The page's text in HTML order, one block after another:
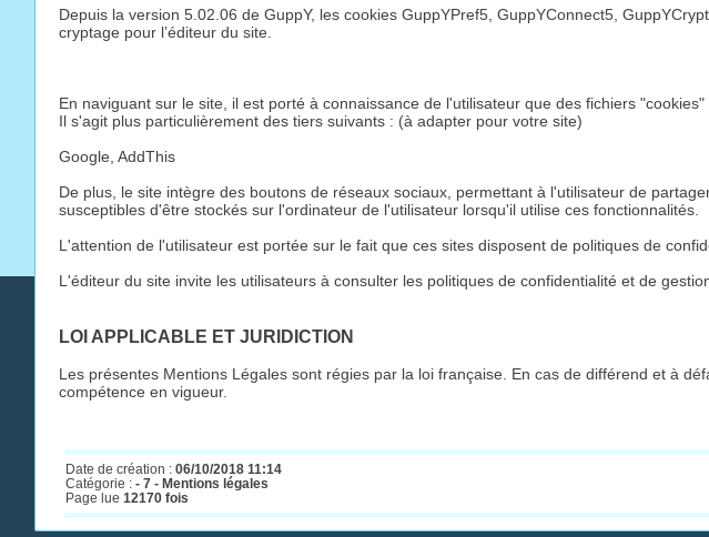
Depuis la version 5.02.06 de GuppY, les cookies GuppYPref5, GuppYConnect5,
cryptage pour l’éditeur du site.
En naviguant sur le site, il est porté à connaissance de l'utilisateur que des fichiers
Il s'agit plus particulièrement des tiers suivants : (à adapter pour votre site)
Google, AddThis
De plus, le site intègre des boutons de réseaux sociaux, permettant à l'utilisateur de
susceptibles d'être stockés sur l'ordinateur de l'utilisateur lorsqu'il utilise ces fonctionnalités.
L'attention de l'utilisateur est portée sur le fait que ces sites disposent de politiques de
L'éditeur du site invite les utilisateurs à consulter les politiques de confidentialité et de
LOI APPLICABLE ET JURIDICTION
Les présentes Mentions Légales sont régies par la loi française. En cas de différend et à
compétence en vigueur.
Date de création : 06/10/2018 11:14
Catégorie : - 7 - Mentions légales
Page lue 12170 fois